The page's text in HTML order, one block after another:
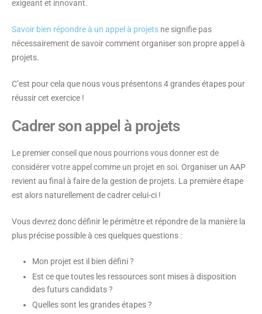
exigeant et innovant.
Savoir bien répondre à un appel à projets ne signifie pas
nécessairement de savoircomment organiser son propre appel à
projets.
C’est pour cela que nous vous présentons 4 grandes étapes pour
réussir cet exercice !
Cadrer son appel à projets
Le premier conseil que nous pourrions vous donner est de
considérer votre appel comme un projet en soi. Organiser un AAP
revient au final à faire de la gestion de projets. La première étape
est alors naturellement de cadrer celui-ci !
Vous devrez donc définir le périmètre et répondre de la manière la
plus précise possible à ces quelques questions :
Mon projet est il bien défini ?
Est ce que toutes les ressources sont mises à disposition
des futurs candidats ?
Quelles sont les grandes étapes ?